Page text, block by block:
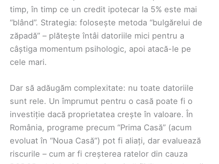
timp, în timp ce un credit ipotecar la 5% este mai
“blând”. Strategia: folosește metoda “bulgărelui de
zăpadă” – plătește întâi datoriile mici pentru a
câștiga momentum psihologic, apoi atacă-le pe
cele mari.
Dar să adăugăm complexitate: nu toate datoriile
sunt rele. Un împrumut pentru o casă poate fi o
investiție dacă proprietatea crește în valoare. În
România, programe precum “Prima Casă” (acum
evoluat în “Noua Casă”) pot fi aliați, dar evaluează
riscurile – cum ar fi creșterea ratelor din cauza